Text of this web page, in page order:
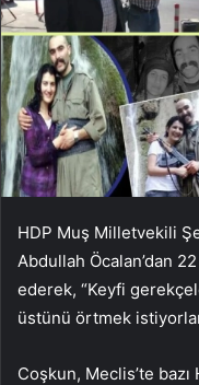
HDP Muş Milletvekili
Abdullah Öcalan’dan
ederek, “Keyfi
üstünü örtmek
Coşkun, Meclis’te